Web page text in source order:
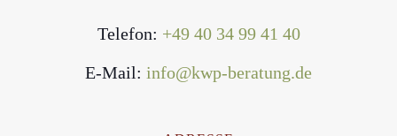
Telefon: +49 40 34 99 41 40
E-Mail: info@kwp-beratung.de